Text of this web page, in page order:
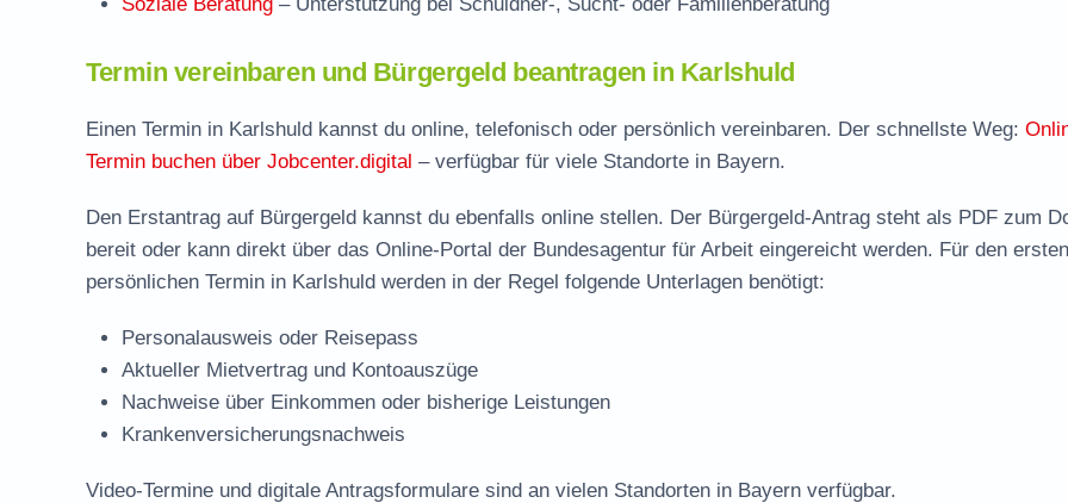
Termin vereinbaren und Bürgergeld beantragen in Karlshuld
Einen Termin in Karlshuld kannst du online, telefonisch oder persönlich vereinbaren. Der schnellste Weg:
Termin buchen über Jobcenter.digital – verfügbar für viele Standorte in Bayern.
Den Erstantrag auf Bürgergeld kannst du ebenfalls online stellen. Der Bürgergeld-Antrag steht als PDF zum
bereit oder kann direkt über das Online-Portal der Bundesagentur für Arbeit eingereicht werden. Für den ersten
persönlichen Termin in Karlshuld werden in der Regel folgende Unterlagen benötigt:
Personalausweis oder Reisepass
Aktueller Mietvertrag und Kontoauszüge
Nachweise über Einkommen oder bisherige Leistungen
Krankenversicherungsnachweis
Video-Termine und digitale Antragsformulare sind an vielen Standorten in Bayern verfügbar.